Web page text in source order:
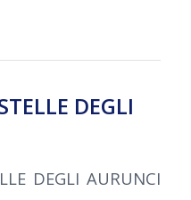
DEGLI
DEGLI AURUNCI